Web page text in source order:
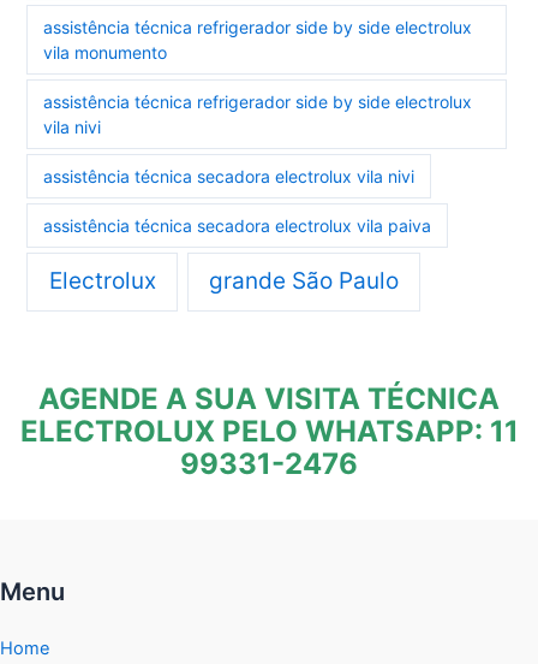
assistência técnica refrigerador side by side electrolux
vila monumento
assistência técnica refrigerador side by side electrolux
vila nivi
assistência técnica secadora electrolux vila nivi
assistência técnica secadora electrolux vila paiva
Electrolux grande São Paulo
AGENDE A SUA VISITA TÉCNICA
ELECTROLUX PELO WHATSAPP: 11
99331-2476
Menu
Home